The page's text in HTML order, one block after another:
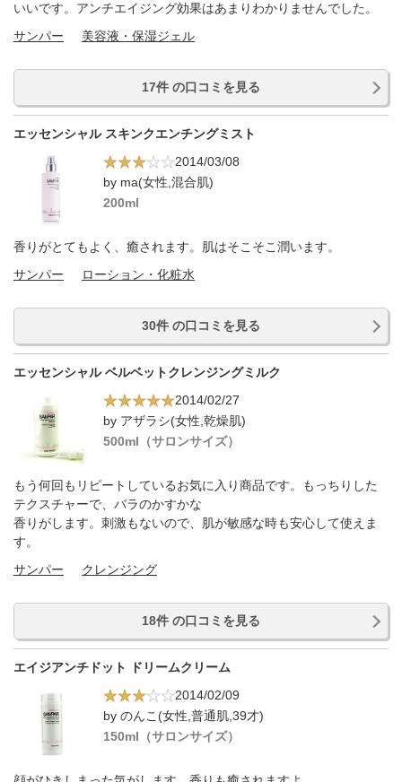
いいです。アンチエイジング効果はあまりわかりませんでした。
サンパー
美容液・保湿ジェル
17件 の口コミを見る
エッセンシャル スキンクエンチングミスト
2014/03/08
by ma(女性,混合肌)
200ml
香りがとてもよく、癒されます。肌はそこそこ潤います。
サンパー
ローション・化粧水
30件 の口コミを見る
エッセンシャル ベルベットクレンジングミルク
2014/02/27
by アザラシ(女性,乾燥肌)
500ml（サロンサイズ）
もう何回もリピートしているお気に入り商品です。もっちりした
テクスチャーで、バラのかすかな
香りがします。刺激もないので、肌が敏感な時も安心して使えま
す。
サンパー
クレンジング
18件 の口コミを見る
エイジアンチドット ドリームクリーム
2014/02/09
by のんこ(女性,普通肌,39才)
150ml（サロンサイズ）